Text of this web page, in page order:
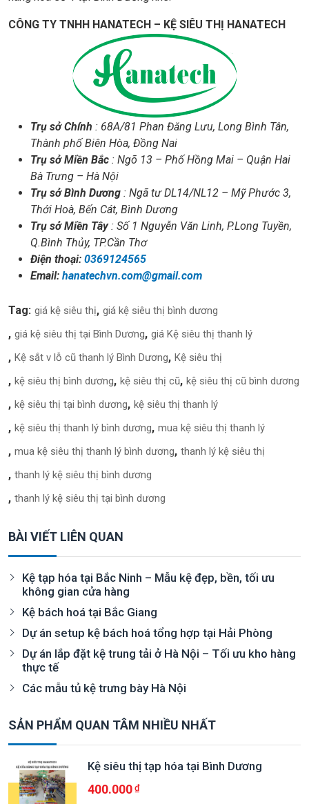
CÔNG TY TNHH HANATECH – KỆ SIÊU THỊ HANATECH
Trụ sở Chính : 68A/81 Phan Đăng Lưu, Long Bình Tân,
Thành phố Biên Hòa, Đồng Nai
Trụ sở Miền Bắc : Ngõ 13 – Phố Hồng Mai – Quận Hai
Bà Trưng – Hà Nội
Trụ sở Bình Dương : Ngã tư DL14/NL12 – Mỹ Phước 3,
Thới Hoà, Bến Cát, Bình Dương
Trụ sở Miền Tây: Số 1 Nguyễn Văn Linh, P.Long Tuyền,
Q.Bình Thủy, TP.Cần Thơ
Điện thoại: 0369124565
Email: hanatechvn.com@gmail.com
Tag: giá kệ siêu thị giá kệ siêu thị bình dương
giá kệ siêu thị tại Bình Dương giá Kệ siêu thị thanh lý
Kệ sắt v lỗ cũ thanh lý Bình Dương Kệ siêu thị
kệ siêu thị bình dương kệ siêu thị cũ kệ siêu thị cũ bình dương
kệ siêu thị tại bình dương kệ siêu thị thanh lý
kệ siêu thị thanh lý bình dương mua kệ siêu thị thanh lý
mua kệ siêu thị thanh lý bình dương thanh lý kệ siêu thị
thanh lý kệ siêu thị bình dương
thanh lý kệ siêu thị tại bình dương
BÀI VIẾT LIÊN QUAN
Kệ tạp hóa tại Bắc Ninh – Mẫu kệ đẹp, bền, tối ưu
không gian cửa hàng
Kệ bách hoá tại Bắc Giang
Dự án setup kệ bách hoá tổng hợp tại Hải Phòng
Dự án lắp đặt kệ trung tải ở Hà Nội – Tối ưu kho hàng
thực tế
Các mẫu tủ kệ trưng bày Hà Nội
SẢN PHẨM QUAN TÂM NHIỀU NHẤT
Kệ siêu thị tạp hóa tại Bình Dương
400.000